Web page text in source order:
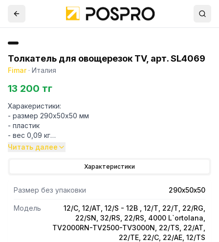
Толкатель для овощерезок TV, арт. SL4069
Fimar· Италия
13 200 тг
Харакеристики:
- размер 290х50х50 мм
- пластик
- вес 0,09 кг
22/RG, 22/SN, 32/RS, 22/RS, 4000 L`ortolana, TV2000RN-
Читать далее
Характеристики
Размер без упаковки 290х50х50
Модель
12/C, 12/AT, 12/S - 12B , 12/T, 22/T, 22/RG,
22/SN, 32/RS, 22/RS, 4000 L`ortolana,
TV2000RN-TV2500-TV3000N, 22/TS, 22/AT,
22/TE, 22/C, 22/AE, 12/TS